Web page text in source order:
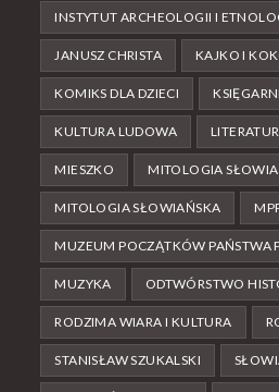
INSTYTUT ARCHEOLOGII I
JANUSZ CHRISTA KAJKO I
KOMIKS DLA DZIECI
KULTURA LUDOWA
MIESZKO MITOLOGIA
MITOLOGIA SŁOWIAŃSKA
MUZEUM POCZĄTKÓW PAŃSTWA
MUZYKA ODTWÓRSTWO
RODZIMA WIARA I KULTURA
STANISŁAW SZUKALSKI